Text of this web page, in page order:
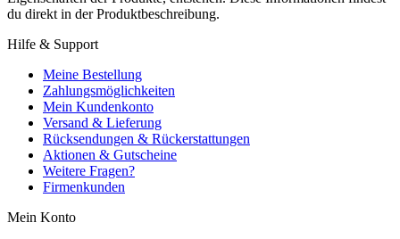
du direkt in der Produktbeschreibung.
Hilfe & Support
Meine Bestellung
Zahlungsmöglichkeiten
Mein Kundenkonto
Versand & Lieferung
Rücksendungen & Rückerstattungen
Aktionen & Gutscheine
Weitere Fragen?
Firmenkunden
Mein Konto